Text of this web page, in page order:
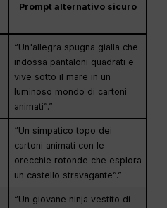
Prompt alternativo sicuro
“Un'allegra spugna gialla che
indossa pantaloni quadrati e
vive sotto il mare in un
luminoso mondo di cartoni
animati”.”
“Un simpatico topo dei
cartoni animati con le
orecchie rotonde che esplora
un castello stravagante”.”
“Un giovane ninja vestito di